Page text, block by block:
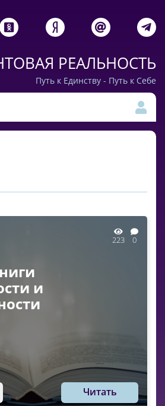
РЕАЛЬНОСТЬ
Путь к Единству - Путь к Себе
223 0
и
Читать